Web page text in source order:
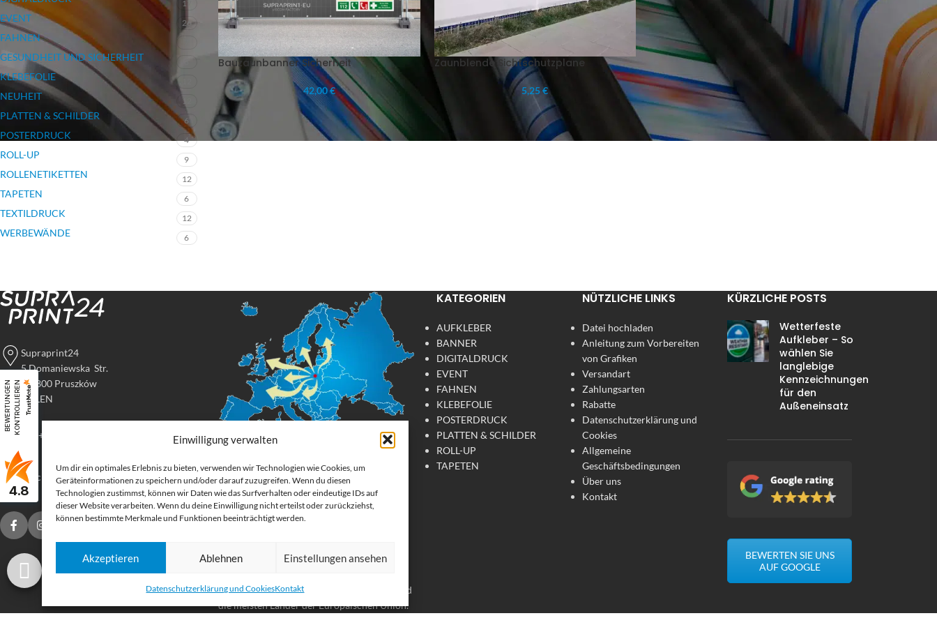
Einwilligung verwalten
Um dir ein optimales Erlebnis zu bieten, verwenden wir Technologien wie Cookies, um
Geräteinformationen zu speichern und/oder darauf zuzugreifen. Wenn du diesen
Technologien zustimmst, können wir Daten wie das Surfverhalten oder eindeutige IDs auf
dieser Website verarbeiten. Wenn du deine Einwilligung nicht erteilst oder zurückziehst,
können bestimmte Merkmale und Funktionen beeinträchtigt werden.
Akzeptieren Ablehnen Einstellungen ansehen
Datenschutzerklärung und CookiesKontakt
17
EVENT 26
FAHNEN
GESUNDHEIT UND SICHERHEIT
KLEBEFOLIE
NEUHEIT 12
PLATTEN & SCHILDER 6
POSTERDRUCK 4
ROLL-UP 9
ROLLENETIKETTEN 12
TAPETEN 6
TEXTILDRUCK 12
WERBEWÄNDE 6
Bauzaunbanner Sicherheit
42,00 €
Zaunblende Sichtschutzplane
5,25 €
Supraprint24
5 Domaniewska Str.
05-800 Pruszków
POLEN
Tel: +48 517 395 069
druck@supraprint24.de
Digital
Großformatdruck
Stoffe, Folien, Fahnen, Strandfahnen, Poster,
Druckprodukte Deutschland, Österreich und
die meisten Länder der Europäischen Union.
KATEGORIEN
AUFKLEBER
BANNER
DIGITALDRUCK
EVENT
FAHNEN
KLEBEFOLIE
POSTERDRUCK
PLATTEN & SCHILDER
ROLL-UP
TAPETEN
NÜTZLICHE LINKS
Datei hochladen
Anleitung zum Vorbereiten
von Grafiken
Versandart
Zahlungsarten
Rabatte
Datenschutzerklärung und
Cookies
Allgemeine
Geschäftsbedingungen
Über uns
Kontakt
KÜRZLICHE POSTS
Wetterfeste
Aufkleber – So
wählen Sie
langlebige
Kennzeichnungen
für den
Außeneinsatz
BEWERTEN SIE UNS
AUF GOOGLE
B
E
W
E
R
T
U
N
G
E
N
K
O
N
T
R
O
L
L
I
E
R
EN
4.8